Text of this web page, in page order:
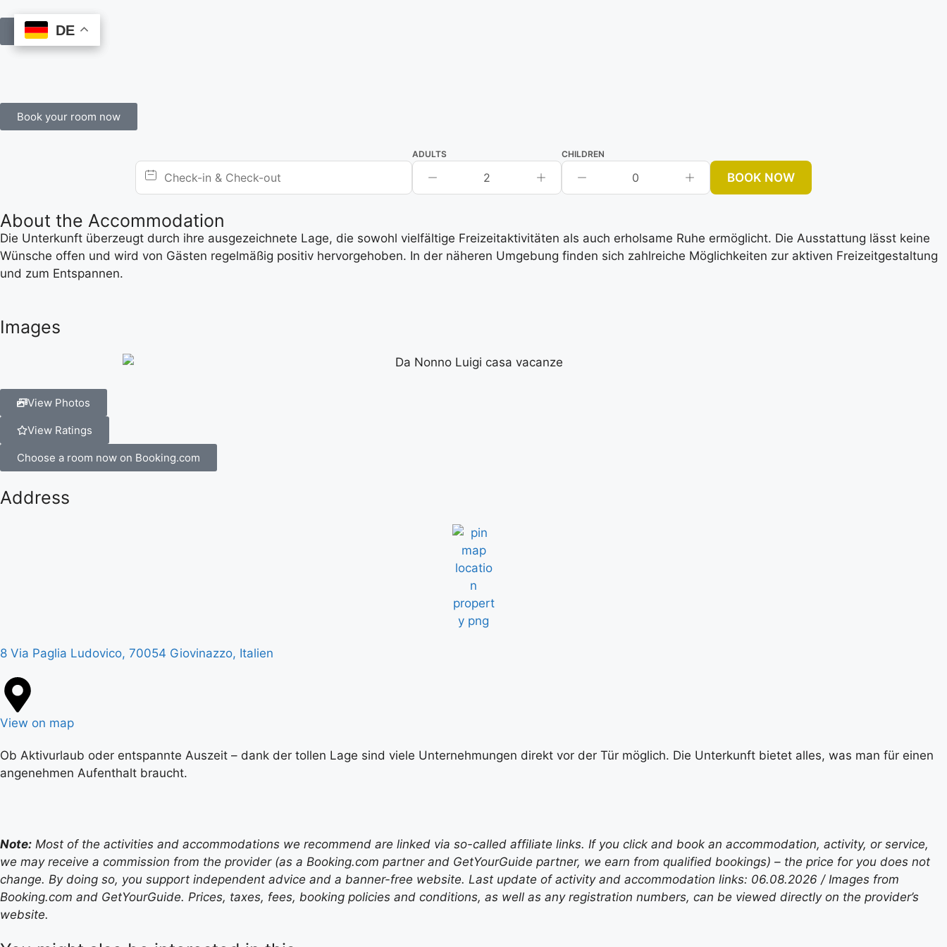
Book Online
Book your room now
ADULTS
2
CHILDREN
0 BOOK NOW
About the Accommodation
Die Unterkunft überzeugt durch ihre ausgezeichnete Lage, die sowohl vielfältige Freizeitaktivitäten als auch erholsame Ruhe ermöglicht. Die Ausstattung lässt keine
Wünsche offen und wird von Gästen regelmäßig positiv hervorgehoben. In der näheren Umgebung finden sich zahlreiche Möglichkeiten zur aktiven Freizeitgestaltung
und zum Entspannen.
Images
View Photos
View Ratings
Choose a room now on Booking.com
Address
8 Via Paglia Ludovico, 70054 Giovinazzo, Italien
View on map
Ob Aktivurlaub oder entspannte Auszeit – dank der tollen Lage sind viele Unternehmungen direkt vor der Tür möglich. Die Unterkunft bietet alles, was man für einen
angenehmen Aufenthalt braucht.
Note: Most of the activities and accommodations we recommend are linked via so-called affiliate links. If you click and book an accommodation, activity, or service,
we may receive a commission from the provider (as a Booking.com partner and GetYourGuide partner, we earn from qualified bookings) – the price for you does not
change. By doing so, you support independent advice and a banner-free website. Last update of activity and accommodation links: 06.08.2026 / Images from
Booking.com and GetYourGuide. Prices, taxes, fees, booking policies and conditions, as well as any registration numbers, can be viewed directly on the provider’s
website.
DE
DE